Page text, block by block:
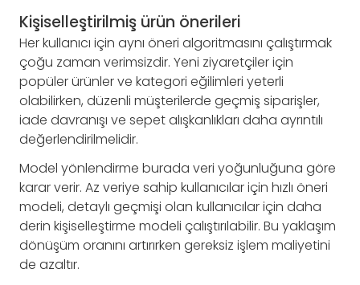
Kişiselleştirilmiş ürün önerileri
Her kullanıcı için aynı öneri algoritmasını çalıştırmak
çoğu zaman verimsizdir. Yeni ziyaretçiler için
popüler ürünler ve kategori eğilimleri yeterli
olabilirken, düzenli müşterilerde geçmiş siparişler,
iade davranışı ve sepet alışkanlıkları daha ayrıntılı
değerlendirilmelidir.
Model yönlendirme burada veri yoğunluğuna göre
karar verir. Az veriye sahip kullanıcılar için hızlı öneri
modeli, detaylı geçmişi olan kullanıcılar için daha
derin kişiselleştirme modeli çalıştırılabilir. Bu yaklaşım
dönüşüm oranını artırırken gereksiz işlem maliyetini
de azaltır.